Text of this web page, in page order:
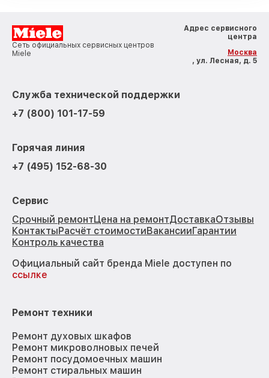
Сеть официальных сервисных центров
Miele
Адрес сервисного
центра
Москва
, ул. Лесная, д. 5
Служба технической поддержки
+7 (800) 101-17-59
Горячая линия
+7 (495) 152-68-30
Сервис
Срочный ремонтЦена на ремонтДоставкаОтзывы
КонтактыРасчёт стоимостиВакансииГарантии
Контроль качества
Официальный сайт бренда Miele доступен по
ссылке
Ремонт техники
Ремонт духовых шкафов
Ремонт микроволновых печей
Ремонт посудомоечных машин
Ремонт стиральных машин